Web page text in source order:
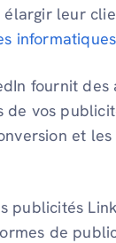
leur
informatiques
fournit des
vos
et
publicités
de